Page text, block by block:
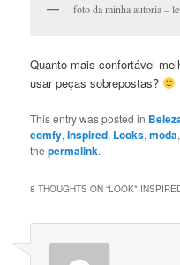
foto da minha autoria –
Quanto mais confortável
usar peças sobrepostas?
This entry was posted in
comfy,Inspired, Looks,moda
thepermalink.
8 THOUGHTS ON “LOOK*